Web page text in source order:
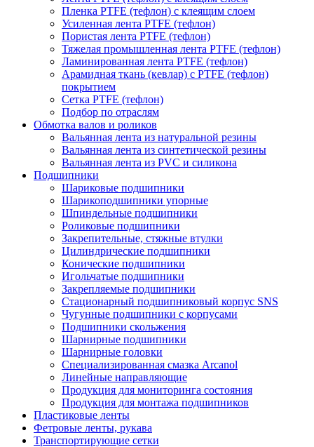
Пленка PTFE (тефлон) с клеящим слоем
Усиленная лента PTFE (тефлон)
Пористая лента PTFE (тефлон)
Тяжелая промышленная лента PTFE (тефлон)
Ламинированная лента PTFE (тефлон)
Арамидная ткань (кевлар) с PTFE (тефлон)
покрытием
Сетка PTFE (тефлон)
Подбор по отраслям
Обмотка валов и роликов
Вальянная лента из натуральной резины
Вальянная лента из синтетической резины
Вальянная лента из PVC и силикона
Подшипники
Шариковые подшипники
Шарикоподшипники упорные
Шпиндельные подшипники
Роликовые подшипники
Закрепительные, стяжные втулки
Цилиндрические подшипники
Конические подшипники
Игольчатые подшипники
Закрепляемые подшипники
Стационарный подшипниковый корпус SNS
Чугунные подшипники с корпусами
Подшипники скольжения
Шарнирные подшипники
Шарнирные головки
Специализированная смазка Arcanol
Линейные направляющие
Продукция для мониторинга состояния
Продукция для монтажа подшипников
Пластиковые ленты
Фетровые ленты, рукава
Транспортирующие сетки